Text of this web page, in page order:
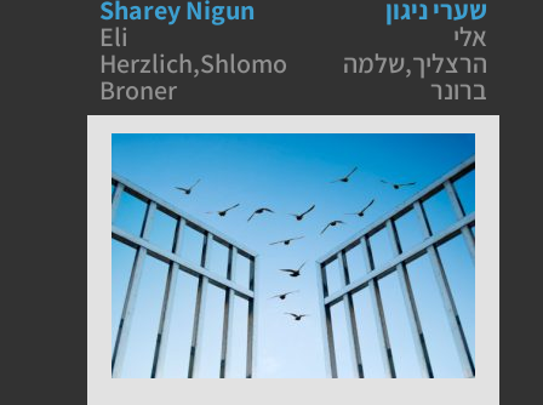
שערי ניגון
אלי
הרצליך,שלמה
ברונר
Sharey Nigun
Eli
Herzlich,Shlomo
Broner